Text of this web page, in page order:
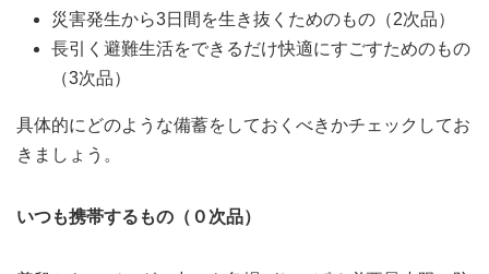
災害発生から3日間を生き抜くためのもの（2次品）
長引く避難生活をできるだけ快適にすごすためのもの
（3次品）
具体的にどのような備蓄をしておくべきかチェックしてお
きましょう。
いつも携帯するもの（０次品）